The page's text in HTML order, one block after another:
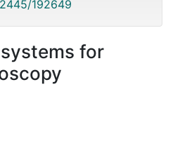
192649
for